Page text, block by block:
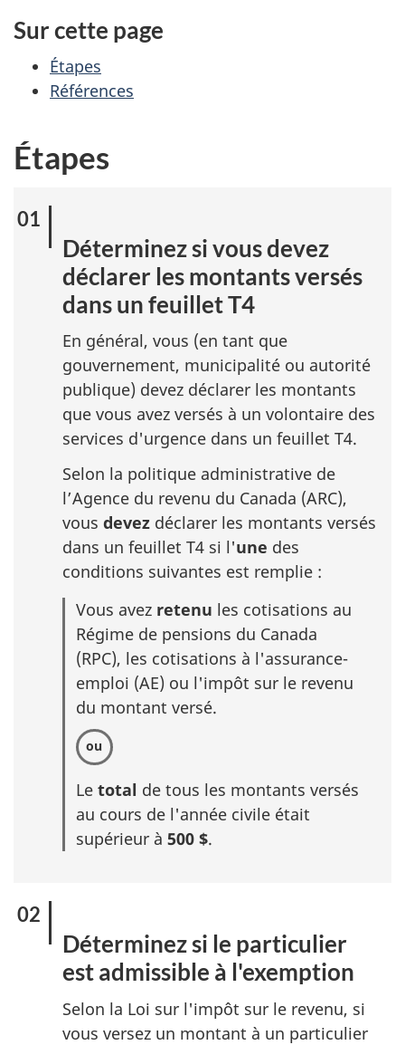
Sur cette page
Étapes
Références
Étapes
Déterminez si vous devez
déclarer les montants versés
dans un feuillet T4
En général, vous (en tant que
gouvernement, municipalité ou autorité
publique) devez déclarer les montants
que vous avez versés à un volontaire des
services d'urgence dans un feuillet T4.
Selon la politique administrative de
l’Agence du revenu du Canada (ARC),
vous devez déclarer les montants versés
dans un feuillet T4 si l'une des
conditions suivantes est remplie :
Vous avez retenu les cotisations au
Régime de pensions du Canada
(RPC), les cotisations à l'assurance-
emploi (AE) ou l'impôt sur le revenu
du montant versé.
Le total de tous les montants versés
au cours de l'année civile était
supérieur à 500 $.
Déterminez si le particulier
est admissible à l'exemption
Selon la Loi sur l'impôt sur le revenu, si
vous versez un montant à un particulier